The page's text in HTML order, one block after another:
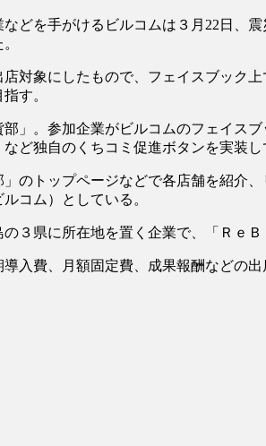
どを手がけるビルコムは３月22日、
対象にしたもので、フェイスブック
す。
」。参加企業がビルコムのフェイス
など独自のくちコミ促進ボタンを実装
のトップページなどで各店舗を紹介
コム）としている。
３県に所在地を置く企業で、「Ｒｅ
導入費、月額固定費、成果報酬などの